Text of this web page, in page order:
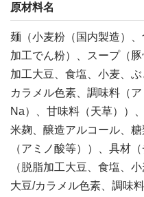
原材料名
麺（小麦粉（国内製造）
加工でん粉）、スープ（
加工大豆、食塩、小麦、
カラメル色素、調味料（
Na）、甘味料（天草））
米麹、醸造アルコール、
（アミノ酸等））、具材
（脱脂加工大豆、食塩、
大豆/カラメル色素、調味